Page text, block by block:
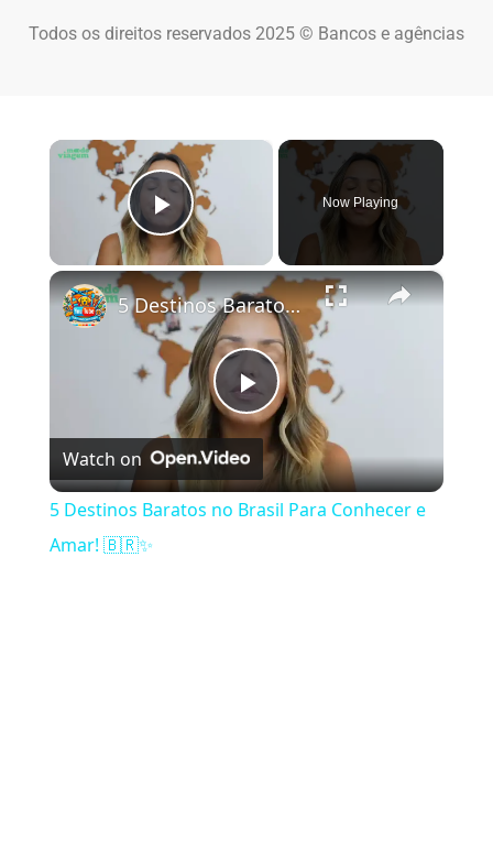
Todos os direitos reservados 2025 © Bancos e agências
×
Play Video
Now Playing
×
Play Video
5 Destinos Baratos no Brasil Para Conhecer e Amar! 🇧🇷✨
Watch on
5 Destinos Baratos no Brasil Para Conhecer e
Amar! 🇧🇷✨